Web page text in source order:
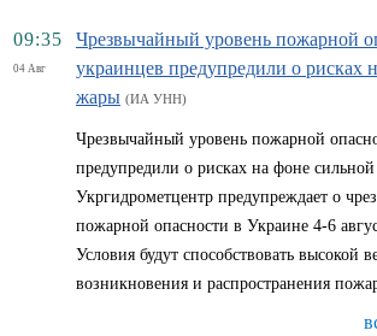
09:35
04 Авг
Чрезвычайный уровень пожарной
украинцев предупредили о рисках
жары (ИА УНН)
Чрезвычайный уровень пожарной
предупредили о рисках на фоне
Укргидрометцентр предупреждает о
пожарной опасности в Украине 4-6
Условия будут способствовать высокой
возникновения и распространения